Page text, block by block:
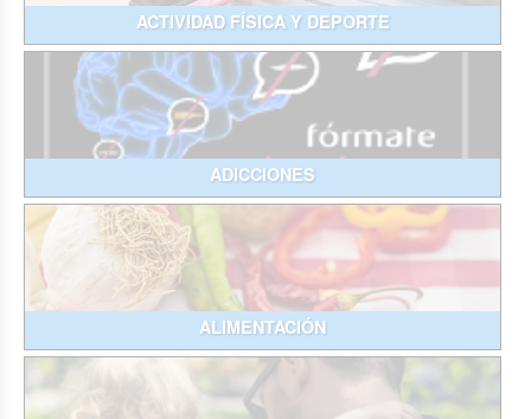
ACTIVIDAD FÍSICA Y DEPORTE
ADICCIONES
ALIMENTACIÓN